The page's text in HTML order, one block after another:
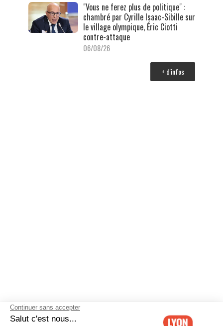
"Vous ne ferez plus de politique" :
chambré par Cyrille Isaac-Sibille sur
le village olympique, Éric Ciotti
contre-attaque
06/08/26
+ d'infos